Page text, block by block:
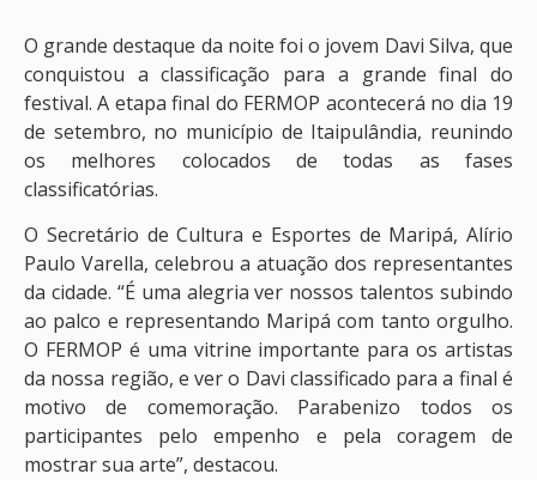
O grande destaque da noite foi o jovem Davi Silva, que
conquistou a classificação para a grande final do
festival. A etapa final do FERMOP acontecerá no dia 19
de setembro, no município de Itaipulândia, reunindo
os melhores colocados de todas as fases
classificatórias.
O Secretário de Cultura e Esportes de Maripá, Alírio
Paulo Varella, celebrou a atuação dos representantes
da cidade. “É uma alegria ver nossos talentos subindo
ao palco e representando Maripá com tanto orgulho.
O FERMOP é uma vitrine importante para os artistas
da nossa região, e ver o Davi classificado para a final é
motivo de comemoração. Parabenizo todos os
participantes pelo empenho e pela coragem de
mostrar sua arte”, destacou.